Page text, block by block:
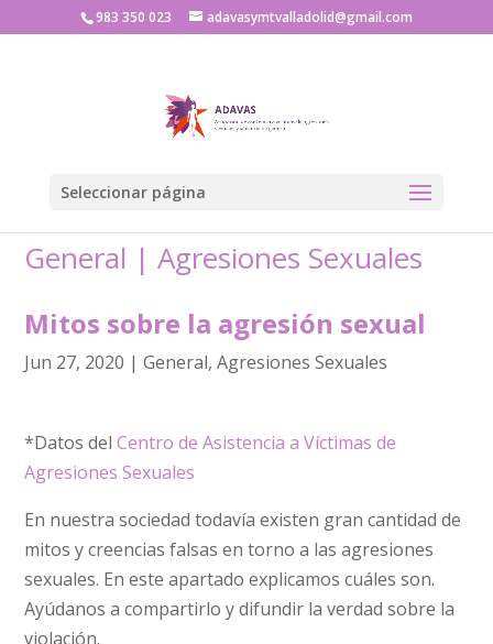
983 350 023 adavasymtvalladolid@gmail.com
Seleccionar página
General |Agresiones Sexuales
Mitos sobre la agresión sexual
Jun 27, 2020 |General,Agresiones Sexuales
*Datos del Centro de Asistencia a Víctimas de
Agresiones Sexuales
En nuestra sociedad todavía existen gran cantidad de
mitos y creencias falsas en torno a las agresiones
sexuales. En este apartado explicamos cuáles son.
Ayúdanos a compartirlo y difundir la verdad sobre la
violación.